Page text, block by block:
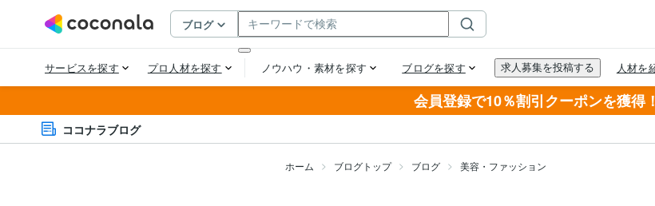
会員登録で10％割引クーポンを獲得！
ココナラブログ
ホーム ブログトップ ブログ 美容・ファッション